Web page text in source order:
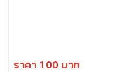
ราคา 100 บาท